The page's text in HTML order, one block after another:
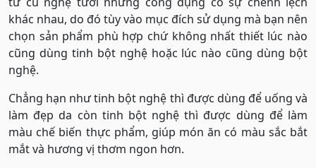
khác nhau, do đó tùy vào mục đích sử dụng mà bạn nên
chọn sản phẩm phù hợp chứ không nhất thiết lúc nào
cũng dùng tinh bột nghệ hoặc lúc nào cũng dùng bột
nghệ.
Chẳng hạn như tinh bột nghệ thì được dùng để uống và
làm đẹp da còn tinh bột nghệ thì được dùng để làm
màu chế biến thực phẩm, giúp món ăn có màu sắc bắt
mắt và hương vị thơm ngon hơn.